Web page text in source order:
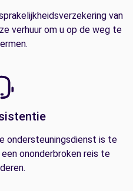
van
verhuur om u op de weg te
ondersteuningsdienst is te
ononderbroken reis te